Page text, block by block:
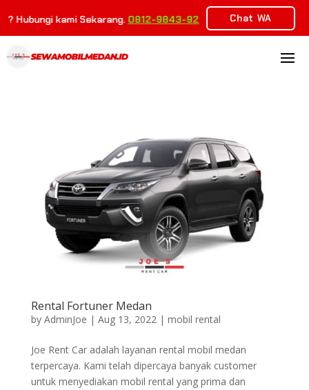
kami Sekarang.0812-9843-9263 Chat WA
Rental Fortuner Medan
by AdminJoe | Aug 13, 2022| mobil rental
Joe Rent Car adalah layanan rental mobil medan
terpercaya. Kami telah dipercaya banyak customer
untuk menyediakan mobil rental yang prima dan